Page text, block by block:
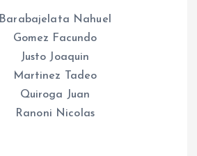
Barabajelata Nahuel
Gomez Facundo
Justo Joaquin
Martinez Tadeo
Quiroga Juan
Ranoni Nicolas